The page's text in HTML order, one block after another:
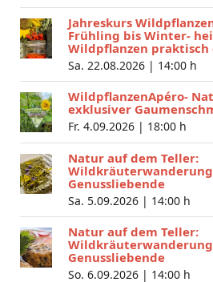
Jahreskurs
Frühling bis Winter-
Wildpflanzen praktisch
Sa. 22.08.2026 | 14:00 h
WildpflanzenApéro-
exklusiver
Fr. 4.09.2026 | 18:00 h
Natur auf dem Teller:
Genussliebende
Sa. 5.09.2026 | 14:00 h
Natur auf dem Teller:
Genussliebende
So. 6.09.2026 | 14:00 h